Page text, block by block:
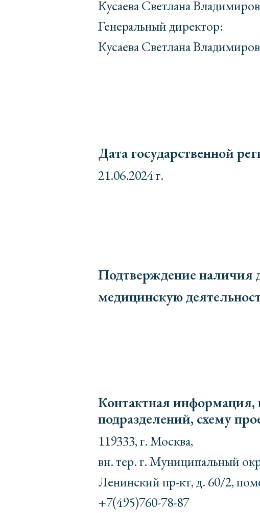
Кусаева Светлана
Генеральный директор:
Кусаева Светлана
Дата государственной
21.06.2024 г.
Подтверждение наличия
медицинскую
Контактная информация,
подразделений, схему
119333, г. Москва,
вн. тер. г. Муниципальный
Ленинский пр-кт, д. 60/2,
+7(495)760-78-87